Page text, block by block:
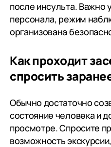
после инсульта. Важно
персонала, режим
организована
Как проходит
спросить
Обычно достаточно
состояние человека и
просмотре. Спросите
возможность